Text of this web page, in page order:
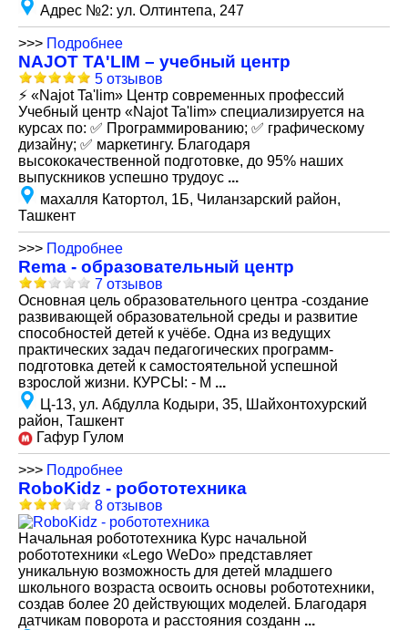
Адрес №2: ул. Олтинтепа, 247
>>> Подробнее
NAJOT TA'LIM – учебный центр
5 отзывов
⚡ «Najot Ta'lim» Центр современных профессий
Учебный центр «Najot Ta'lim» специализируется на
курсах по: ✅ Программированию; ✅ графическому
дизайну; ✅ маркетингу. Благодаря
высококачественной подготовке, до 95% наших
выпускников успешно трудоус ...
махалля Катортол, 1Б, Чиланзарский район,
Ташкент
>>> Подробнее
Rema - образовательный центр
7 отзывов
Основная цель образовательного центра -создание
развивающей образовательной среды и развитие
способностей детей к учёбе. Одна из ведущих
практических задач педагогических программ-
подготовка детей к самостоятельной успешной
взрослой жизни. КУРСЫ: - М ...
Ц-13, ул. Абдулла Кодыри, 35, Шайхонтохурский
район, Ташкент
Гафур Гулом
>>> Подробнее
RoboKidz - робототехника
8 отзывов
Начальная робототехника Курс начальной
робототехники «Lego WeDo» представляет
уникальную возможность для детей младшего
школьного возраста освоить основы робототехники,
создав более 20 действующих моделей. Благодаря
датчикам поворота и расстояния созданн ...